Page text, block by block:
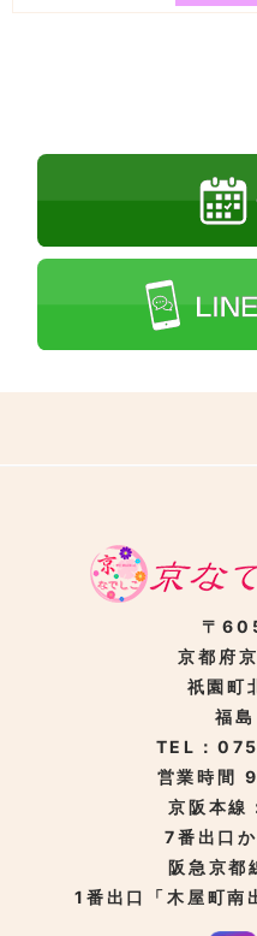
〒
京都府
祇園町
福
TEL：
営業時間
京阪本線
7番出口
阪急京都
1番出口「木屋町南